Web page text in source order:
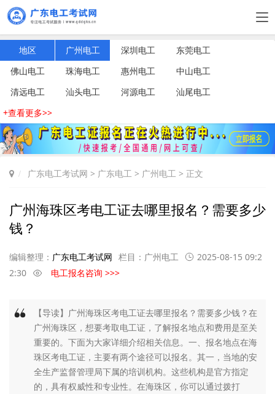
地区 广州电工 深圳电工
东莞电工
佛山电工
珠海电工 惠州电工
中山电工
清远电工
汕头电工 河源电工
汕尾电工
+查看更多>>
广东电工考试网 > 广东电工 > 广州电工 > 正文
广州海珠区考电工证去哪里报名？需要多少
钱？
编辑整理： 广东电工考试网 栏目： 广州电工
2025-08-15 09:2
2:30
电工报名咨询 >>>
【导读】广州海珠区考电工证去哪里报名？需要多少钱？在
广州海珠区，想要考取电工证，了解报名地点和费用是至关
重要的。下面为大家详细介绍相关信息。一、报名地点在海
珠区考电工证，主要有两个途径可以报名。其一，当地的安
全生产监督管理局下属的培训机构。这些机构是官方指定
的，具有权威性和专业性。在海珠区，你可以通过拨打